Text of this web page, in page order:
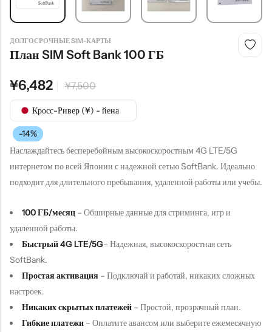
ДОЛГОСРОЧНЫЕ SIM-КАРТЫ
План SIM Soft Bank 100 ГБ
¥6,482 ¥7,500
Кросс-Ривер (¥) - йена
-14%
Наслаждайтесь бесперебойным высокоскоростным 4G LTE/5G
интернетом по всей Японии с надежной сетью SoftBank. Идеально
подходит для длительного пребывания, удаленной работы или учебы.
100 ГБ/месяц – Обширные данные для стриминга, игр и
удаленной работы.
Быстрый 4G LTE/5G– Надежная, высокоскоростная сеть
SoftBank.
Простая активация – Подключай и работай, никаких сложных
настроек.
Никаких скрытых платежей – Простой, прозрачный план.
Гибкие платежи – Оплатите авансом или выберите ежемесячную